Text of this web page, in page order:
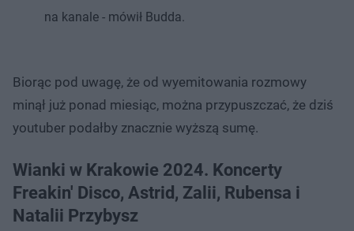
na kanale - mówił Budda.
Biorąc pod uwagę, że od wyemitowania rozmowy
minął już ponad miesiąc, można przypuszczać, że dziś
youtuber podałby znacznie wyższą sumę.
Wianki w Krakowie 2024. Koncerty
Freakin' Disco, Astrid, Zalii, Rubensa i
Natalii Przybysz